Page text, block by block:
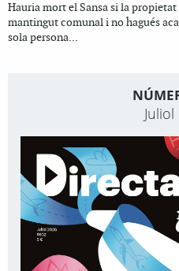
Hauria mort el Sansa si la propietat
mantingut comunal i no hagués
sola persona...